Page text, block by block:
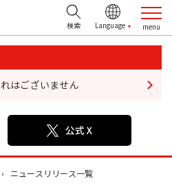
はございません
ニュースリリース一覧
検索